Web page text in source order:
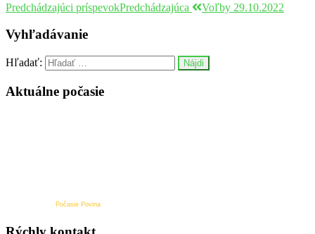
Predchádzajúci príspevokPredchádzajúca Voľby 29.10.2022
Vyhľadávanie
Hľadať:
Aktuálne počasie
Počasie Povina